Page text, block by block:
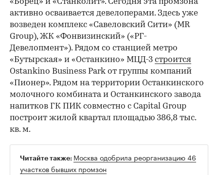
«Борец» и «Станколит». Сегодня эта промзона
активно осваивается девелоперами. Здесь уже
возведен комплекс «Савеловский Сити» (MR
Group), ЖК «Фонвизинский» («РГ-
Девелопмент»). Рядом со станцией метро
«Бутырская» и «Останкино» МЦД-3 строится
Ostankino Business Park от группы компаний
«Пионер». Рядом на территории Останкинского
молочного комбината и Останкинского завода
напитков ГК ПИК совместно с Capital Group
построит жилой квартал площадью 386,8 тыс.
кв. м.
Читайте также: Москва одобрила реорганизацию 46
участков бывших промзон